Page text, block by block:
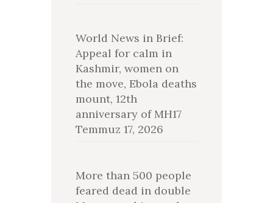
World News in Brief:
Appeal for calm in
Kashmir, women on
the move, Ebola deaths
mount, 12th
anniversary of MH17
Temmuz 17, 2026
More than 500 people
feared dead in double